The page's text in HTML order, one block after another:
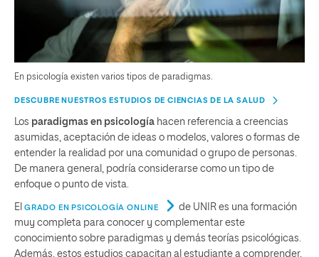
En psicología existen varios tipos de paradigmas.
DESCUBRE NUESTROS ESTUDIOS DE CIENCIAS DE LA SALUD
Los paradigmas en psicología hacen referencia a creencias
asumidas, aceptación de ideas o modelos, valores o formas de
entender la realidad por una comunidad o grupo de personas.
De manera general, podría considerarse como un tipo de
enfoque o punto de vista.
El GRADO EN PSICOLOGÍA ONLINE
de UNIR es una formación
muy completa para conocer y complementar este
conocimiento sobre paradigmas y demás teorías psicológicas.
Además, estos estudios capacitan al estudiante a comprender,